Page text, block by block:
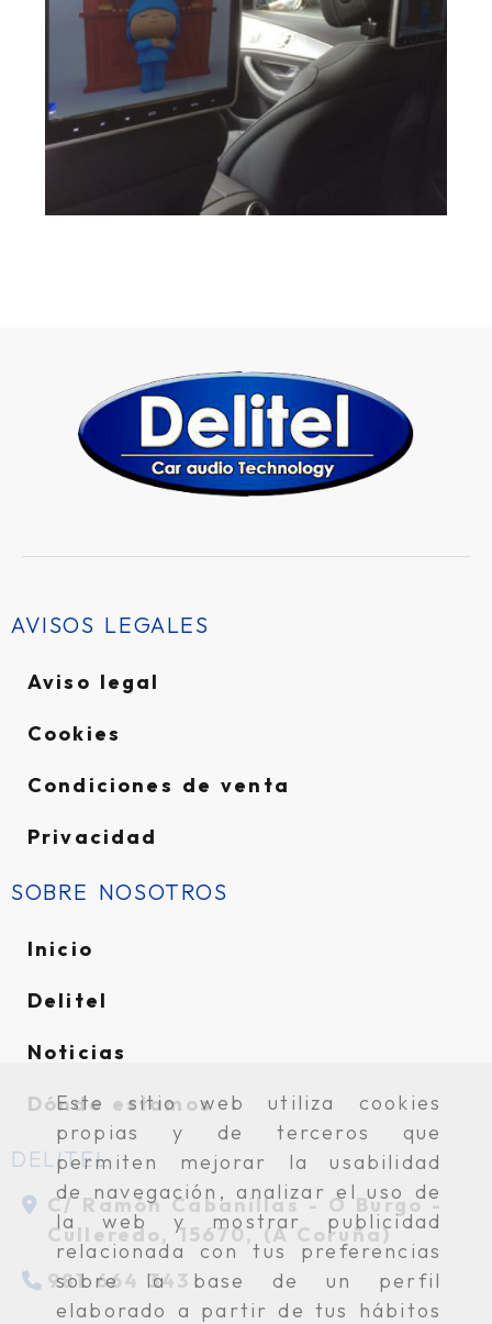
Este sitio web utiliza cookies
propias y de terceros que
permiten mejorar la usabilidad
de navegación, analizar el uso de
la web y mostrar publicidad
relacionada con tus preferencias
sobre la base de un perfil
elaborado a partir de tus hábitos
AVISOS LEGALES
Aviso legal
Cookies
Condiciones de venta
Privacidad
SOBRE NOSOTROS
Inicio
Delitel
Noticias
Dónde estamos
DELITEL
C/ Ramón Cabanillas - O Burgo -
Culleredo,15670,(A Coruña)
981 664 343